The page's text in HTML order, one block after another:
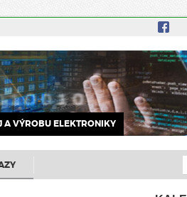
A VÝROBU ELEKTRONIKY